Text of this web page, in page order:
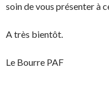
soin de vous présenter à
A très bientôt.
Le Bourre PAF